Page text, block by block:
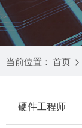
当前位置： 首页 >
硬件工程师